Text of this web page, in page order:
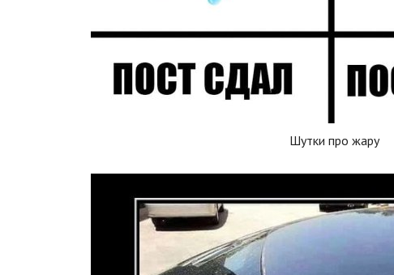
Шутки про жару